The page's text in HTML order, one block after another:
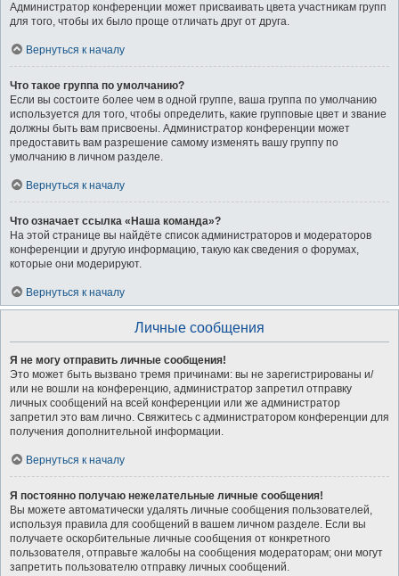
Администратор конференции может присваивать цвета участникам групп
для того, чтобы их было проще отличать друг от друга.
Вернуться к началу
Что такое группа по умолчанию?
Если вы состоите более чем в одной группе, ваша группа по умолчанию
используется для того, чтобы определить, какие групповые цвет и звание
должны быть вам присвоены. Администратор конференции может
предоставить вам разрешение самому изменять вашу группу по
умолчанию в личном разделе.
Вернуться к началу
Что означает ссылка «Наша команда»?
На этой странице вы найдёте список администраторов и модераторов
конференции и другую информацию, такую как сведения о форумах,
которые они модерируют.
Вернуться к началу
Личные сообщения
Я не могу отправить личные сообщения!
Это может быть вызвано тремя причинами: вы не зарегистрированы и/
или не вошли на конференцию, администратор запретил отправку
личных сообщений на всей конференции или же администратор
запретил это вам лично. Свяжитесь с администратором конференции для
получения дополнительной информации.
Вернуться к началу
Я постоянно получаю нежелательные личные сообщения!
Вы можете автоматически удалять личные сообщения пользователей,
используя правила для сообщений в вашем личном разделе. Если вы
получаете оскорбительные личные сообщения от конкретного
пользователя, отправьте жалобы на сообщения модераторам; они могут
запретить пользователю отправку личных сообщений.